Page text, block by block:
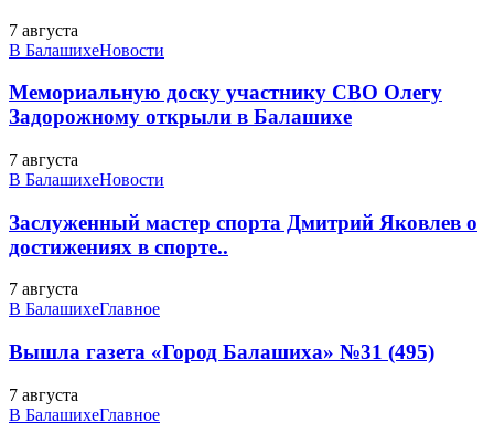
7 августа
В БалашихеНовости
Мемориальную доску участнику СВО Олегу
Задорожному открыли в Балашихе
7 августа
В БалашихеНовости
Заслуженный мастер спорта Дмитрий Яковлев о
достижениях в спорте..
7 августа
В БалашихеГлавное
Вышла газета «Город Балашиха» №31 (495)
7 августа
В БалашихеГлавное